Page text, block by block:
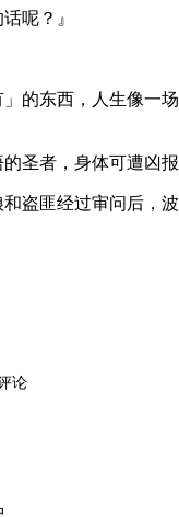
呢？』
东西，人生像一
者，身体可遭凶报
匪经过审问后，波
论